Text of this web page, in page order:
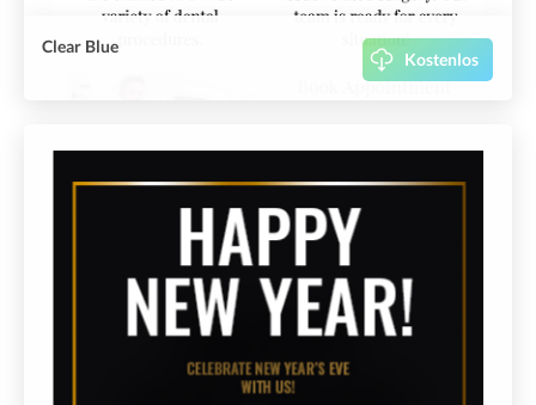
Clear Blue
Kostenlos